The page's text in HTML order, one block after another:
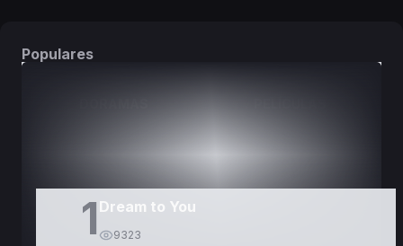
Populares
1 Dream to You
9323